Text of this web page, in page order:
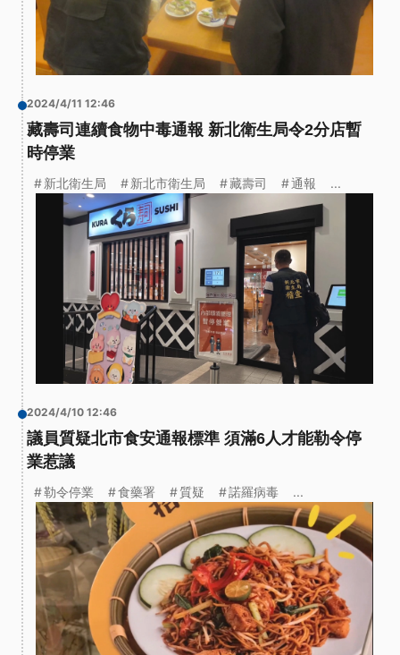
2024/4/11 12:46
藏壽司連續食物中毒通報 新北衛生局令2分店暫
時停業
新北衛生局 新北市衛生局 藏壽司 通報 ...
2024/4/10 12:46
議員質疑北市食安通報標準 須滿6人才能勒令停
業惹議
勒令停業 食藥署 質疑 諾羅病毒 ...